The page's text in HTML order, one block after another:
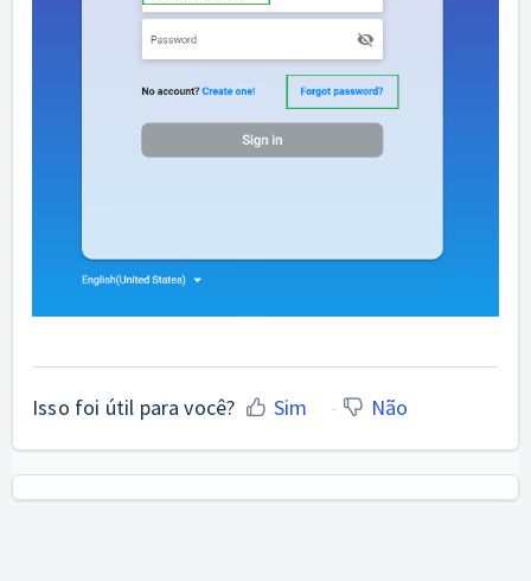
Isso foi útil para você? Sim Não